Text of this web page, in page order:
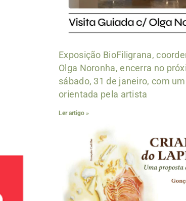
Exposição BioFiligrana,
Olga Noronha, encerra no
sábado, 31 de janeiro, com
orientada pela artista
Ler artigo »